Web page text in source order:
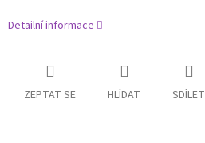
Detailní informace
ZEPTAT SE HLÍDAT SDÍLET